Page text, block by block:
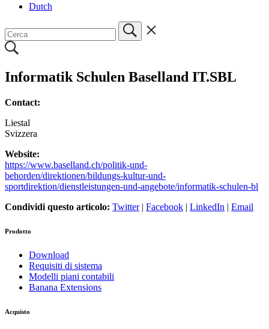
Dutch
Informatik Schulen Baselland IT.SBL
Contact:
Liestal
Svizzera
Website:
https://www.baselland.ch/politik-und-
behorden/direktionen/bildungs-kultur-und-
sportdirektion/dienstleistungen-und-angebote/informatik-schulen-bl
Condividi questo articolo: Twitter| Facebook | LinkedIn | Email
Prodotto
Download
Requisiti di sistema
Modelli piani contabili
Banana Extensions
Acquisto